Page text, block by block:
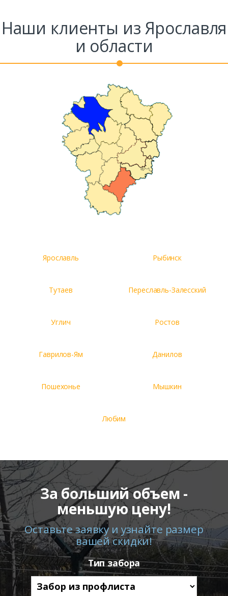
Наши клиенты из Ярославля
и области
Ярославль Рыбинск
Тутаев Переславль-Залесский
Углич Ростов
Гаврилов-Ям Данилов
Пошехонье Мышкин
Любим
За больший объем -
меньшую цену!
Оставьте заявку и узнайте размер
вашей скидки!
Тип забора